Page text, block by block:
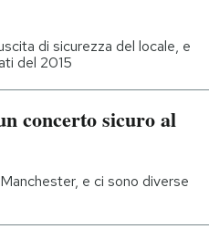
di sicurezza del locale, e
del 2015
concerto sicuro al
e ci sono diverse